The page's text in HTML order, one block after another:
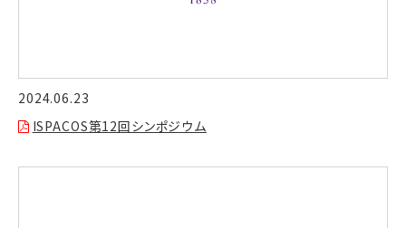
2024.06.23
ISPACOS第12回シンポジウム